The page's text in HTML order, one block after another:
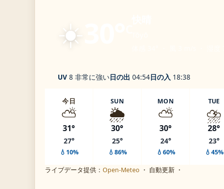
☀️
UV 8 非常に強い日の出 04:54日の入 18:38
今日
⛅
31°
27°
💧10%
SUN
🌦️
30°
25°
💧86%
MON
⛅
30°
24°
💧60%
TUE
⛈️
28°
23°
💧45%
ライブデータ提供： Open-Meteo ・ 自動更新 ・